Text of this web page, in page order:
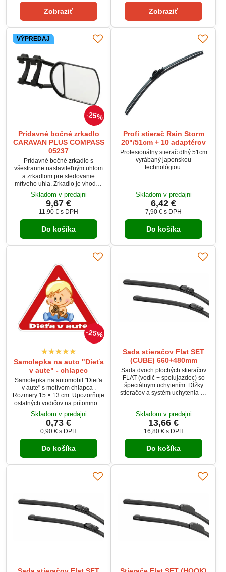
Zobraziť Zobraziť
25%
VÝPREDAJ
Prídavné bočné zrkadlo
CARAVAN PLUS COMPASS
05237
Prídavné bočné zrkadlo s
všestranne nastaviteľným uhlom
a zrkadlom pre sledovanie
mŕtveho uhla. Zrkadlo je vhodné
takmer pre všetky typy vozidiel,
pripevnenie na existujúce spätné
zrkadlo je jednoduché a rýchle.
Skladom v predajni
9,67 €
11,90 € s DPH
Do košíka
Profi stierač Rain Storm
20"/51cm + 10 adaptérov
Profesionálny stierač dlhý 51cm
vyrábaný japonskou
technológiou.
Skladom v predajni
6,42 €
7,90 € s DPH
Do košíka
25%
Samolepka na auto "Dieťa
v aute" - chlapec
Samolepka na automobil "Dieťa
v aute" s motívom chlapca .
Rozmery 15 × 13 cm. Upozorňuje
ostatných vodičov na prítomnosť
dieťaťa vo vozidle a zvyšuje
bezpečnosť na cestách. Odolná
voči poveternostným
podmienkam.
Skladom v predajni
0,73 €
0,90 € s DPH
Do košíka
Sada stieračov Flat SET
(CUBE) 660+480mm
Sada dvoch plochých stieračov
FLAT (vodič + spolujazdec) so
špeciálnym uchytením. Dĺžky
stieračov a systém uchytenia na
tabuľku použitie).Vysoko kvalitný
pružný člen plochého stierače
zaisťuje rovnomerný tlak
grafitového britu v celej jeho
dĺžke, čo zamedzuje
rozmazávanie nečistôt a
Skladom v predajni
13,66 €
16,80 € s DPH
Do košíka